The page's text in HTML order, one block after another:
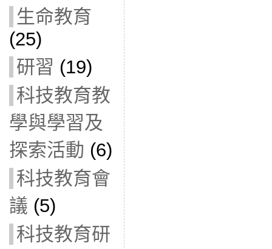
生命教育
(25)
研習 (19)
科技教育教
學與學習及
探索活動 (6)
科技教育會
議 (5)
科技教育研